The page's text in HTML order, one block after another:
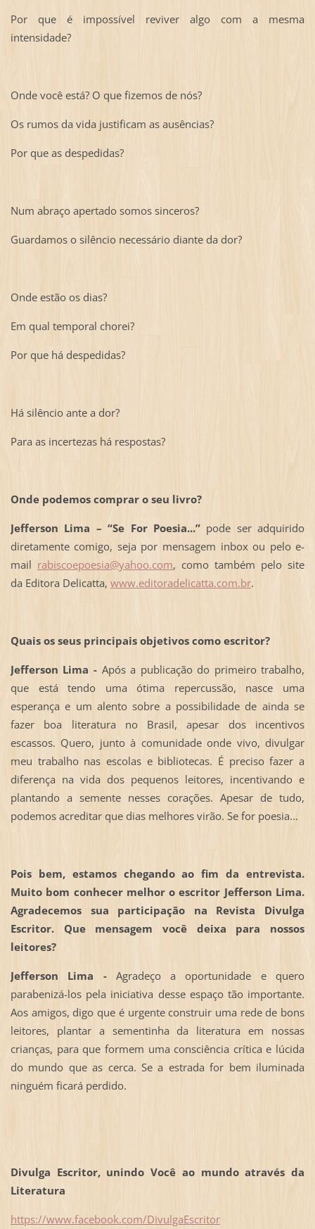
Por que é impossível reviver algo com a mesma
intensidade?
Onde você está? O que fizemos de nós?
Os rumos da vida justificam as ausências?
Por que as despedidas?
Num abraço apertado somos sinceros?
Guardamos o silêncio necessário diante da dor?
Onde estão os dias?
Em qual temporal chorei?
Por que há despedidas?
Há silêncio ante a dor?
Para as incertezas há respostas?
Onde podemos comprar o seu livro?
Jefferson Lima – “Se For Poesia...”pode ser adquirido
diretamente comigo, seja por mensagem inbox ou pelo e-
mail rabiscoepoesia@yahoo.com, como também pelo site
da Editora Delicatta, www.editoradelicatta.com.br.
Quais os seus principais objetivos como escritor?
Jefferson Lima - Após a publicação do primeiro trabalho,
que está tendo uma ótima repercussão, nasce uma
esperança e um alento sobre a possibilidade de ainda se
fazer boa literatura no Brasil, apesar dos incentivos
escassos. Quero, junto à comunidade onde vivo, divulgar
meu trabalho nas escolas e bibliotecas. É preciso fazer a
diferença na vida dos pequenos leitores, incentivando e
plantando a semente nesses corações. Apesar de tudo,
podemos acreditar que dias melhores virão. Se for poesia...
Pois bem, estamos chegando ao fim da entrevista.
Muito bom conhecer melhor o escritor Jefferson Lima.
Agradecemos sua participação na Revista Divulga
Escritor. Que mensagem você deixa para nossos
leitores?
Jefferson Lima - Agradeço a oportunidade e quero
parabenizá-los pela iniciativa desse espaço tão importante.
Aos amigos, digo que é urgente construir uma rede de bons
leitores, plantar a sementinha da literatura em nossas
crianças, para que formem uma consciência crítica e lúcida
do mundo que as cerca. Se a estrada for bem iluminada
ninguém ficará perdido.
Divulga Escritor, unindo Você ao mundo através da
Literatura
https://www.facebook.com/DivulgaEscritor